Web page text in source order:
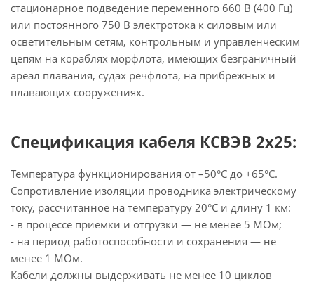
стационарное подведение переменного 660 В (400 Гц)
или постоянного 750 В электротока к силовым или
осветительным сетям, контрольным и управленческим
цепям на кораблях морфлота, имеющих безграничный
ареал плавания, судах речфлота, на прибрежных и
плавающих сооружениях.
Спецификация кабеля КСВЭВ 2х25:
Температура функционирования от –50°С до +65°С.
Сопротивление изоляции проводника электрическому
току, рассчитанное на температуру 20°С и длину 1 км:
- в процессе приемки и отгрузки — не менее 5 МОм;
- на период работоспособности и сохранения — не
менее 1 МОм.
Кабели должны выдерживать не менее 10 циклов